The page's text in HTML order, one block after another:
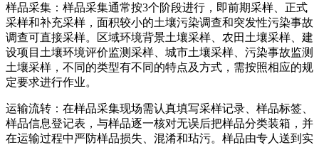
样品采集：样品采集通常按3个阶段进行，即前期采样、正式
采样和补充采样，面积较小的土壤污染调查和突发性污染事故
调查可直接采样。区域环境背景土壤采样、农田土壤采样、建
设项目土壤环境评价监测采样、城市土壤采样、污染事故监测
土壤采样，不同的类型有不同的特点及方式，需按照相应的规
定要求进行作业。
运输流转：在样品采集现场需认真填写采样记录、样品标签、
样品信息登记表，与样品逐一核对无误后把样品分类装箱，并
在运输过程中严防样品损失、混淆和玷污。样品由专人送到实